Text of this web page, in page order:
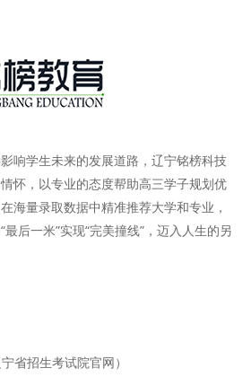
响学生未来的发展道路，辽宁铭榜科技
怀，以专业的态度帮助高三学子规划优
海量录取数据中精准推荐大学和专业，
后一米”实现“完美撞线”，迈入人生的另
省招生考试院官网）